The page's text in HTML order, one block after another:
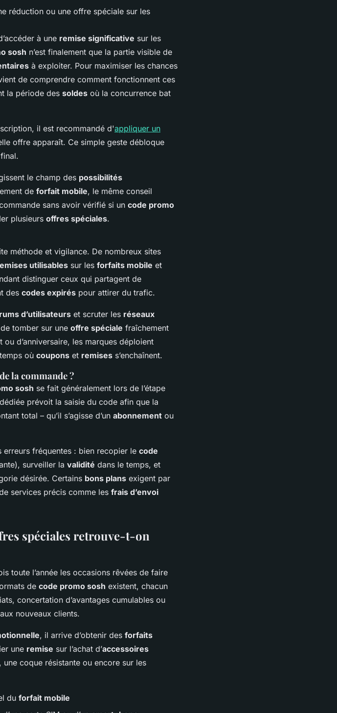
à une remise significative sur les
sosh n’est finalement que la partie visible de
à exploiter. Pour maximiser les chances
de comprendre comment fonctionnent ces
la période des soldes où la concurrence bat
il est recommandé d'appliquer un
offre apparaît. Ce simple geste débloque
le champ des possibilités
de forfait mobile, le même conseil
sans avoir vérifié si un code promo
plusieurs offres spéciales.
méthode et vigilance. De nombreux sites
utilisables sur les forfaits mobile et
distinguer ceux qui partagent de
des codes expirés pour attirer du trafic.
d’utilisateurs et scruter les réseaux
tomber sur une offre spéciale fraîchement
d’anniversaire, les marques déploient
où coupons et remises s’enchaînent.
la commande ?
sosh se fait généralement lors de l’étape
prévoit la saisie du code afin que la
total – qu’il s’agisse d’un abonnement ou
erreurs fréquentes : bien recopier le code
surveiller la validité dans le temps, et
désirée. Certains bons plans exigent par
services précis comme les frais d’envoi
spéciales retrouve-t-on
toute l’année les occasions rêvées de faire
de code promo sosh existent, chacun
concertation d’avantages cumulables ou
nouveaux clients.
, il arrive d’obtenir des forfaits
une remise sur l’achat d’accessoires
coque résistante ou encore sur les
du forfait mobile